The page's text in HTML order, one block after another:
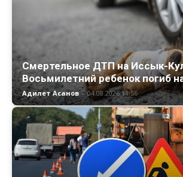
Смертельное ДТП на Иссык-
Восьмилетний ребенок погиб
Адилет Асанов - 04.08.2026 11:56